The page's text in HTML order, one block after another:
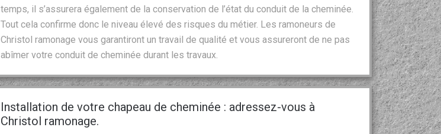
temps, il s’assurera également de la conservation de l’état du conduit de la cheminée.
Tout cela confirme donc le niveau élevé des risques du métier. Les ramoneurs de
Christol ramonage vous garantiront un travail de qualité et vous assureront de ne pas
abîmer votre conduit de cheminée durant les travaux.
Installation de votre chapeau de cheminée : adressez-vous à
Christol ramonage.